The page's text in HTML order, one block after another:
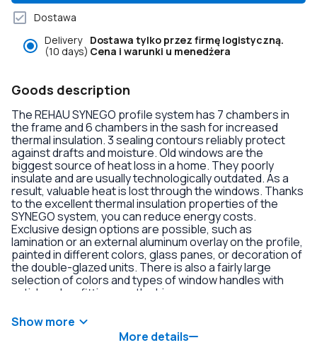
Dostawa
Delivery
(10 days)
Dostawa tylko przez firmę logistyczną.
Cena i warunki u menedżera
Goods description
The REHAU SYNEGO profile system has 7 chambers in
the frame and 6 chambers in the sash for increased
thermal insulation. 3 sealing contours reliably protect
against drafts and moisture. Old windows are the
biggest source of heat loss in a home. They poorly
insulate and are usually technologically outdated. As a
result, valuable heat is lost through the windows. Thanks
to the excellent thermal insulation properties of the
SYNEGO system, you can reduce energy costs.
Exclusive design options are possible, such as
lamination or an external aluminum overlay on the profile,
painted in different colors, glass panes, or decoration of
the double-glazed units. There is also a fairly large
selection of colors and types of window handles with
anti-burglary fittings on the hinges.
Show more
More details